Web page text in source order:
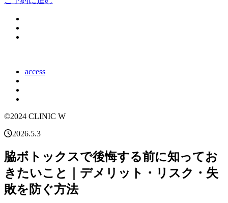
access
©2024 CLINIC W
2026.5.3
脇ボトックスで後悔する前に知ってお
きたいこと｜デメリット・リスク・失
敗を防ぐ方法